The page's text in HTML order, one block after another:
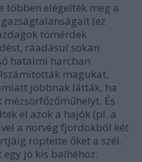
többen elégelték meg a
(ez
tömérdek
ráadásul sokan
hatalmi harcban
magukat,
jobbnak látták, ha
És
el azok a hajók (pl. a
a norvég fjordokból két
röptette őket a szél.
egy jó kis balhéhoz.